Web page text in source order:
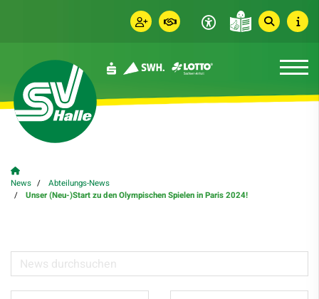
News
Abteilungs-News
Unser (Neu-)Start zu den Olympischen Spielen in Paris 2024!